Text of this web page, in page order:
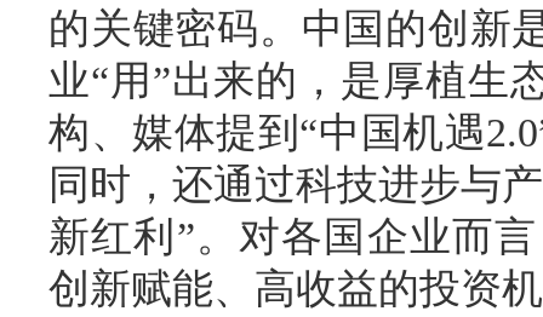
的关键密码。中国的创新
业“用”出来的，是厚植生
构、媒体提到“中国机遇
同时，还通过科技进步与
新红利”。对各国企业而
创新赋能、高收益的投资